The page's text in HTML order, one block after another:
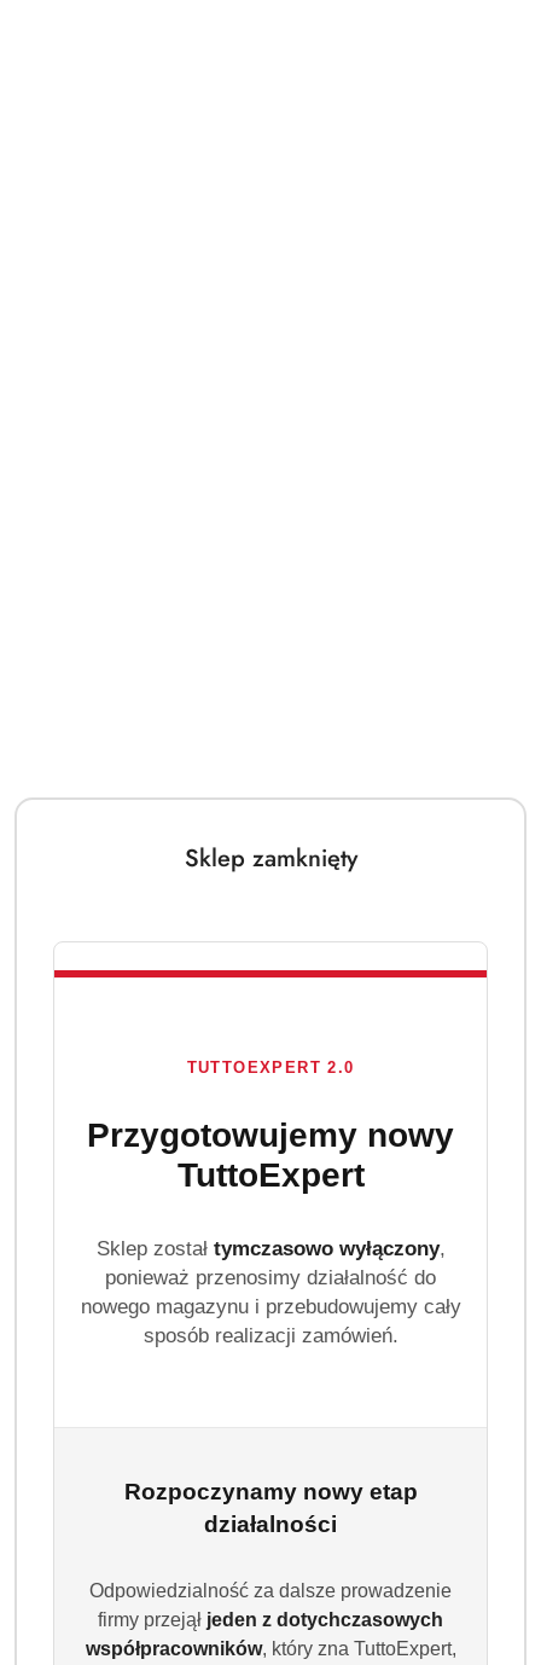
Sklep zamknięty
TUTTOEXPERT 2.0
Przygotowujemy nowy
TuttoExpert
Sklep został tymczasowo wyłączony,
ponieważ przenosimy działalność do
nowego magazynu i przebudowujemy cały
sposób realizacji zamówień.
Rozpoczynamy nowy etap
działalności
Odpowiedzialność za dalsze prowadzenie
firmy przejął jeden z dotychczasowych
współpracowników, który zna TuttoExpert,